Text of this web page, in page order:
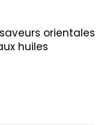
orientales
huiles